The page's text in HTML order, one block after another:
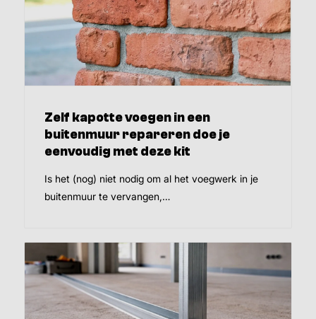
Zelf kapotte voegen in een
buitenmuur repareren doe je
eenvoudig met deze kit
Is het (nog) niet nodig om al het voegwerk in je
buitenmuur te vervangen,…